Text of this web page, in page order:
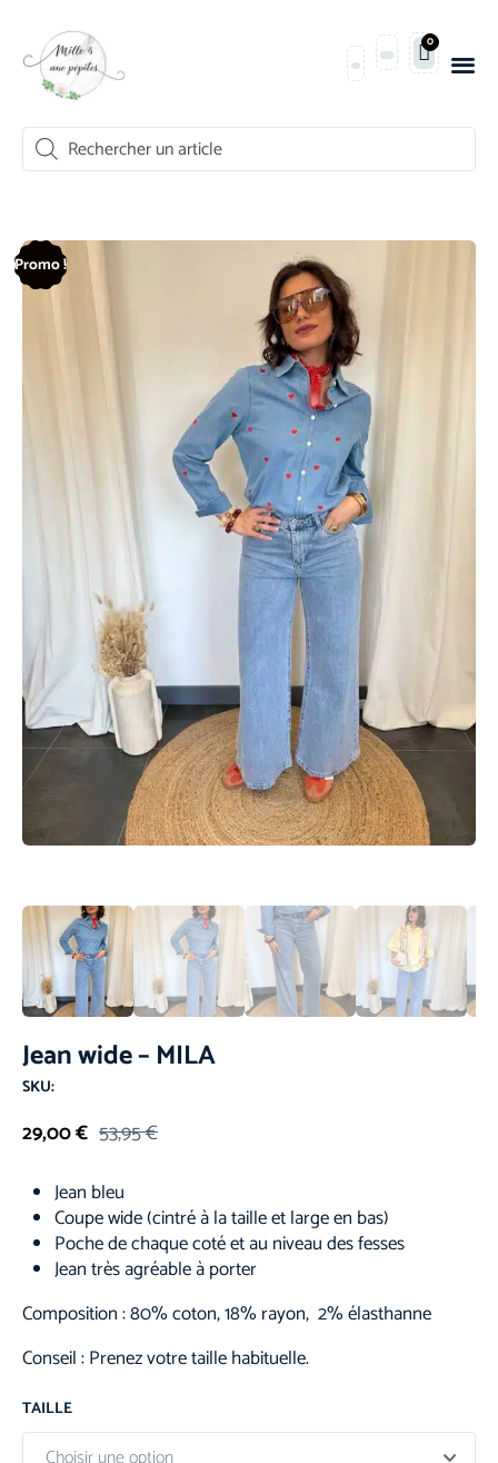
0
Promo !
Jean wide – MILA
SKU:
53,95€
29,00€
Jean bleu
Coupe wide (cintré à la taille et large en bas)
Poche de chaque coté et au niveau des fesses
Jean très agréable à porter
Composition : 80% coton, 18% rayon, 2% élasthanne
Conseil : Prenez votre taille habituelle.
TAILLE